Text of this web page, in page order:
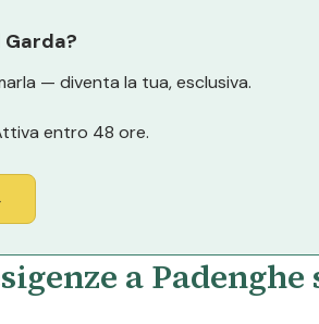
Garda?
— diventa la tua, esclusiva.
entro 48 ore.
a Padenghe